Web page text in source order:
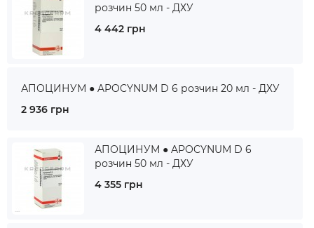
розчин 50 мл - ДХУ
4 442 грн
АПОЦИНУМ ● APOCYNUM D 6 розчин 20 мл - ДХУ
2 936 грн
АПОЦИНУМ ● APOCYNUM D 6
розчин 50 мл - ДХУ
4 355 грн